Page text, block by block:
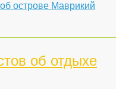
острове Маврикий
об отдыхе